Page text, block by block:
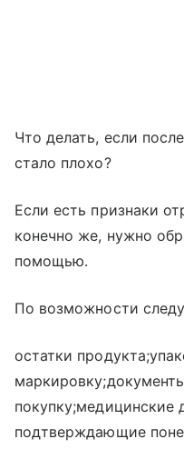
Что делать, если
стало плохо?
Если есть признаки
конечно же, нужно
помощью.
По возможности
остатки
покупку;медицинские
подтверждающие